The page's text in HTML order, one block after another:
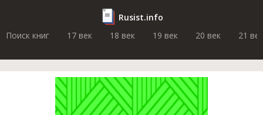
Rusist.info
Поиск книг
17 век 18 век 19 век 20 век 21 век